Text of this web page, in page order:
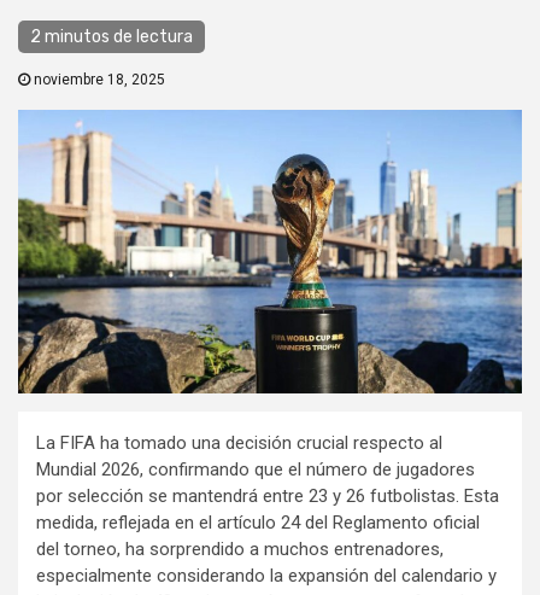
2 minutos de lectura
noviembre 18, 2025
La FIFA ha tomado una decisión crucial respecto al
Mundial 2026, confirmando que el número de jugadores
por selección se mantendrá entre 23 y 26 futbolistas. Esta
medida, reflejada en el artículo 24 del Reglamento oficial
del torneo, ha sorprendido a muchos entrenadores,
especialmente considerando la expansión del calendario y